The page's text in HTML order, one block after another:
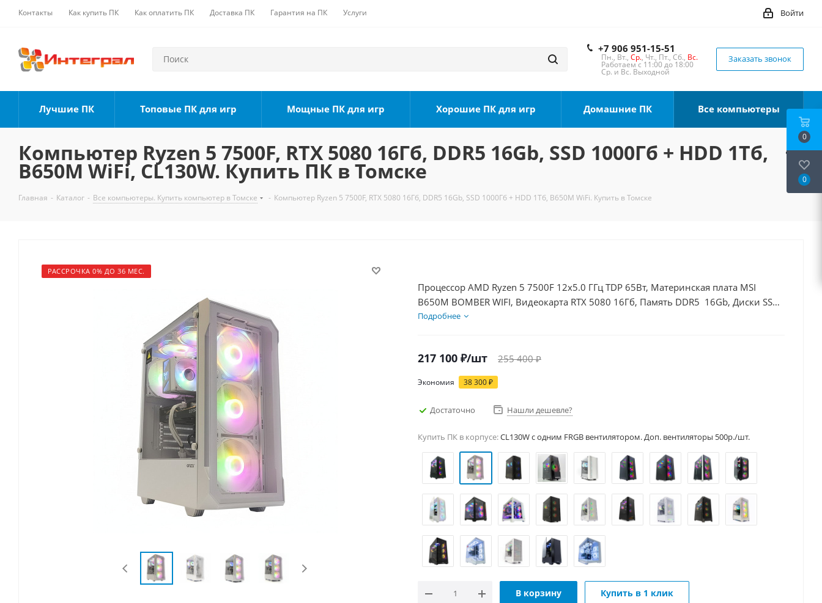
Контакты Как купить ПК Как оплатить ПК Доставка ПК Гарантия на ПК Услуги Войти
+7 906 951-15-51
Пн., Вт., Ср., Чт., Пт., Сб., Вс.
Работаем с 11:00 до 18:00
Ср. и Вс. Выходной
Заказать звонок
Лучшие ПК Топовые ПК для игр Мощные ПК для игр Хорошие ПК для игр Домашние ПК Все компьютеры
Компьютер Ryzen 5 7500F, RTX 5080 16Гб, DDR5 16Gb, SSD 1000Гб + HDD 1Тб,
B650M WiFi, CL130W. Купить ПК в Томске
Главная - Каталог - Все компьютеры. Купить компьютер в Томске - Компьютер Ryzen 5 7500F, RTX 5080 16Гб, DDR5 16Gb, SSD 1000Гб + HDD 1Тб, B650M WiFi. Купить в Томске
РАССРОЧКА 0% ДО 36 МЕС.
Процессор AMD Ryzen 5 7500F 12x5.0 ГГц TDP 65Вт, Материнская плата MSI
B650M BOMBER WIFI, Видеокарта RTX 5080 16Гб, Память DDR5 16Gb, Диски SSD
1000Гб + HDD 1Тб, БП 850Вт
Подробнее
217 100 ₽/шт 255 400₽
Экономия 38 300₽
Достаточно Нашли дешевле?
Купить ПК в корпусе:CL130W c одним FRGB вентилятором. Доп. вентиляторы 500р./шт.
В корзину Купить в 1 клик
0
0